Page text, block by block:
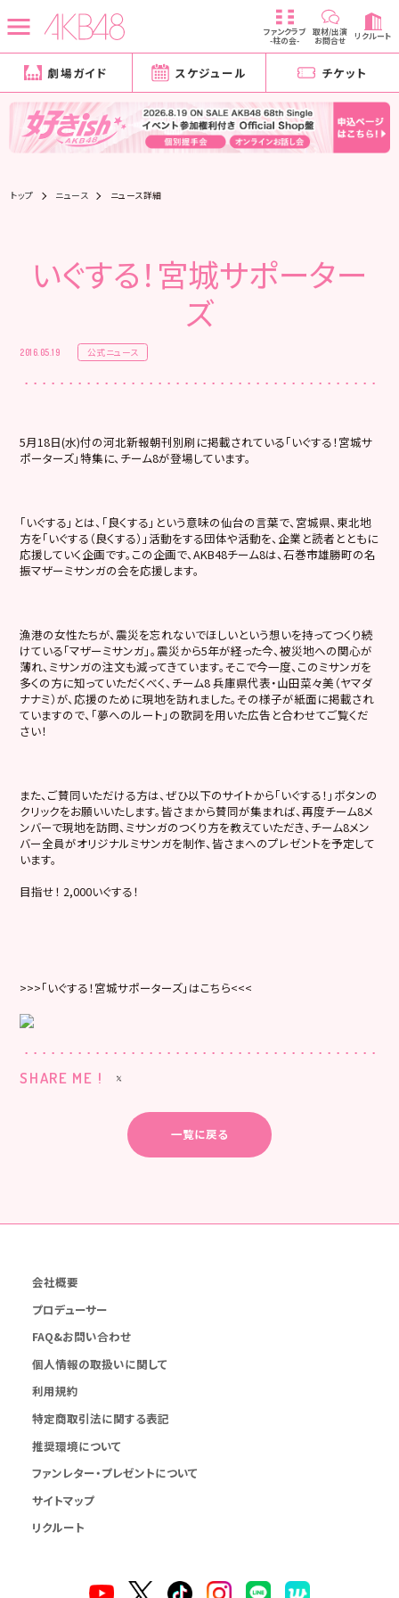
ファンクラブ
-柱の会-
取材/出演
お問合せ リクルート
劇場ガイド スケジュール チケット
トップ ニュース ニュース詳細
いぐする！宮城サポーター
ズ
2016.05.19 公式ニュース
5月18日(水)付の河北新報朝刊別刷に掲載されている「いぐする！宮城サ
ポーターズ」特集に、チーム8が登場しています。
「いぐする」とは、「良くする」という意味の仙台の言葉で、宮城県、東北地
方を「いぐする（良くする）」活動をする団体や活動を、企業と読者とともに
応援していく企画です。この企画で、AKB48チーム8は、石巻市雄勝町の名
振マザーミサンガの会を応援します。
漁港の女性たちが、震災を忘れないでほしいという想いを持ってつくり続
けている「マザーミサンガ」。震災から5年が経った今、被災地への関心が
薄れ、ミサンガの注文も減ってきています。そこで今一度、このミサンガを
多くの方に知っていただくべく、チーム8 兵庫県代表・山田菜々美（ヤマダ
ナナミ）が、応援のために現地を訪れました。その様子が紙面に掲載され
ていますので、「夢へのルート」の歌詞を用いた広告と合わせてご覧くだ
さい！
また、ご賛同いただける方は、ぜひ以下のサイトから「いぐする！」ボタンの
クリックをお願いいたします。皆さまから賛同が集まれば、再度チーム8メ
ンバーで現地を訪問、ミサンガのつくり方を教えていただき、チーム8メン
バー全員がオリジナルミサンガを制作、皆さまへのプレゼントを予定して
います。
目指せ！ 2,000いぐする！
>>>「いぐする！宮城サポーターズ」はこちら<<<
SHARE ME !
一覧に戻る
会社概要
プロデューサー
FAQ&お問い合わせ
個人情報の取扱いに関して
利用規約
特定商取引法に関する表記
推奨環境について
ファンレター・プレゼントについて
サイトマップ
リクルート